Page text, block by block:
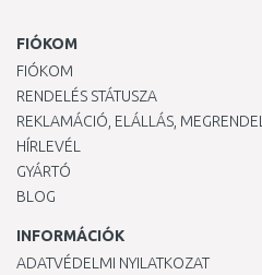
FIÓKOM
FIÓKOM
RENDELÉS STÁTUSZA
REKLAMÁCIÓ, ELÁLLÁS,
HÍRLEVÉL
GYÁRTÓ
BLOG
INFORMÁCIÓK
ADATVÉDELMI NYILATKOZAT